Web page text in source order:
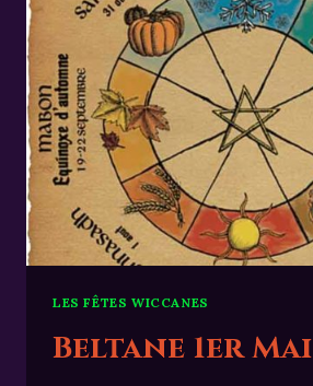
LES FÊTES WICCANES
Beltane 1er Mai